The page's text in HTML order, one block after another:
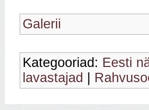
Galerii
Kategooriad: Eesti
lavastajad